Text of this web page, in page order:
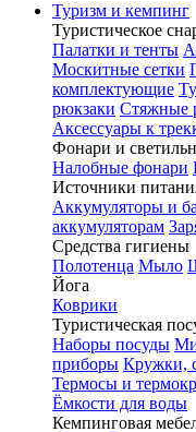
Туризм и кемпинг
Туристическое
Палатки и тенты
Москитные сетки
комплектующие
рюкзаки Стяжные
Аксессуары к
Фонари и
Налобные фонари
Источники
Аккумуляторы и
аккумуляторам
Средства гигиены
Полотенца Мыло
Йога
Коврики
Туристическая
Наборы посуды
приборы Кружки,
Термосы и
Ёмкости для воды
Кемпинговая